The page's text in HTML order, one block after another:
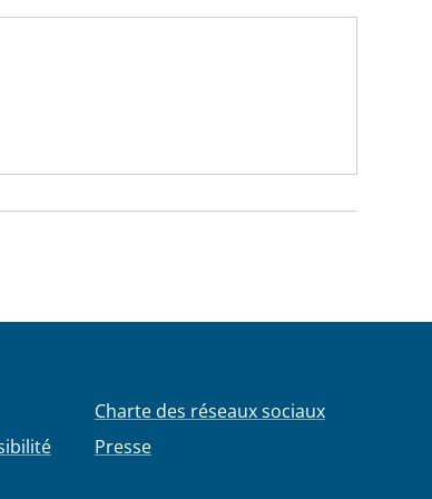
Charte des réseaux sociaux
Presse